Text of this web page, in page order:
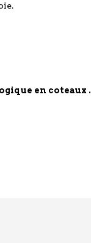
en coteaux .